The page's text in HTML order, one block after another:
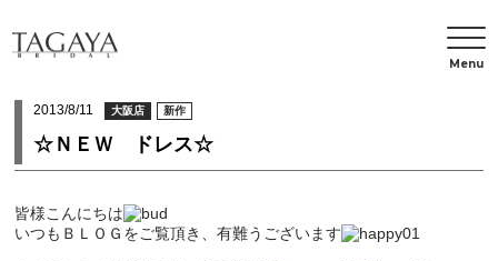
Menu
2013/8/11 大阪店 新作
☆ＮＥＷ ドレス☆
皆様こんにちは
いつもＢＬＯＧをご覧頂き、有難うございます